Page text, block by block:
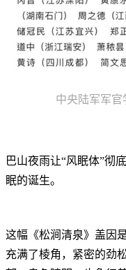
中央陆军军
巴山夜雨让“风眠体”彻
眠的诞生。
这幅《松涧清泉》盖因
充满了棱角，紧密的劲